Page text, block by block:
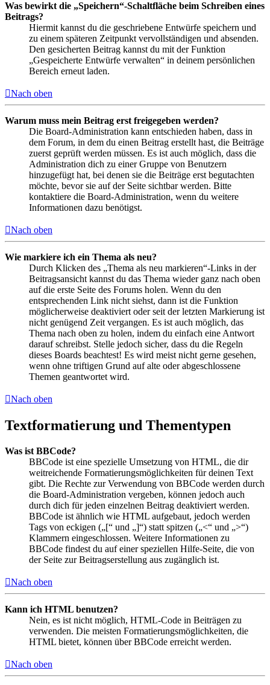
Was bewirkt die „Speichern“-Schaltfläche beim Schreiben eines
Beitrags?
Hiermit kannst du die geschriebene Entwürfe speichern und
zu einem späteren Zeitpunkt vervollständigen und absenden.
Den gesicherten Beitrag kannst du mit der Funktion
„Gespeicherte Entwürfe verwalten“ in deinem persönlichen
Bereich erneut laden.
Nach oben
Warum muss mein Beitrag erst freigegeben werden?
Die Board-Administration kann entschieden haben, dass in
dem Forum, in dem du einen Beitrag erstellt hast, die Beiträge
zuerst geprüft werden müssen. Es ist auch möglich, dass die
Administration dich zu einer Gruppe von Benutzern
hinzugefügt hat, bei denen sie die Beiträge erst begutachten
möchte, bevor sie auf der Seite sichtbar werden. Bitte
kontaktiere die Board-Administration, wenn du weitere
Informationen dazu benötigst.
Nach oben
Wie markiere ich ein Thema als neu?
Durch Klicken des „Thema als neu markieren“-Links in der
Beitragsansicht kannst du das Thema wieder ganz nach oben
auf die erste Seite des Forums holen. Wenn du den
entsprechenden Link nicht siehst, dann ist die Funktion
möglicherweise deaktiviert oder seit der letzten Markierung ist
nicht genügend Zeit vergangen. Es ist auch möglich, das
Thema nach oben zu holen, indem du einfach eine Antwort
darauf schreibst. Stelle jedoch sicher, dass du die Regeln
dieses Boards beachtest! Es wird meist nicht gerne gesehen,
wenn ohne triftigen Grund auf alte oder abgeschlossene
Themen geantwortet wird.
Nach oben
Textformatierung und Thementypen
Was ist BBCode?
BBCode ist eine spezielle Umsetzung von HTML, die dir
weitreichende Formatierungsmöglichkeiten für deinen Text
gibt. Die Rechte zur Verwendung von BBCode werden durch
die Board-Administration vergeben, können jedoch auch
durch dich für jeden einzelnen Beitrag deaktiviert werden.
BBCode ist ähnlich wie HTML aufgebaut, jedoch werden
Tags von eckigen („[“ und „]“) statt spitzen („<“ und „>“)
Klammern eingeschlossen. Weitere Informationen zu
BBCode findest du auf einer speziellen Hilfe-Seite, die von
der Seite zur Beitragserstellung aus zugänglich ist.
Nach oben
Kann ich HTML benutzen?
Nein, es ist nicht möglich, HTML-Code in Beiträgen zu
verwenden. Die meisten Formatierungsmöglichkeiten, die
HTML bietet, können über BBCode erreicht werden.
Nach oben